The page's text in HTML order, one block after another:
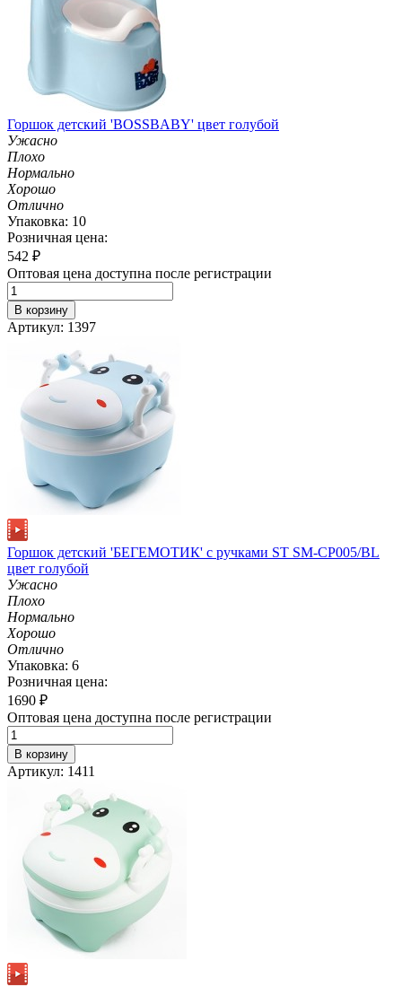
Горшок детский 'BOSSBABY' цвет голубой
Ужасно
Плохо
Нормально
Хорошо
Отлично
Упаковка: 10
Розничная цена:
542 ₽
Оптовая цена доступна после регистрации
В корзину
Артикул: 1397
Горшок детский 'БЕГЕМОТИК' с ручками ST SM-CP005/BL
цвет голубой
Ужасно
Плохо
Нормально
Хорошо
Отлично
Упаковка: 6
Розничная цена:
1690 ₽
Оптовая цена доступна после регистрации
В корзину
Артикул: 1411